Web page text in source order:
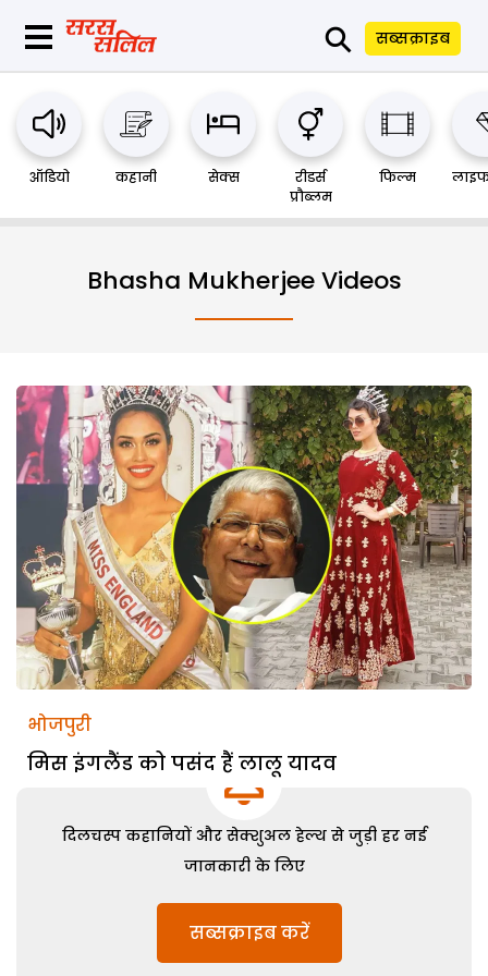
⚲ सब्सक्राइब
ऑडियो कहानी सेक्स
रीडर्स
प्रौब्लम
फिल्म
Bhasha Mukherjee Videos
भोजपुरी
मिस इंगलैंड को पसंद हैं लालू यादव
दिलचस्प कहानियों और सेक्शुअल हेल्थ से जुड़ी हर नई
जानकारी के लिए
सब्सक्राइब करें